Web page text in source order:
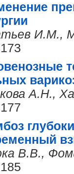
И.М.,
А.Н.,
В.В.,